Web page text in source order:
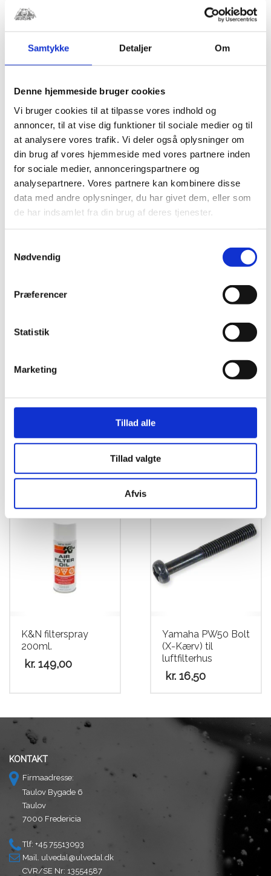
Samtykke Detaljer Om
Denne hjemmeside bruger cookies
Vi bruger cookies til at tilpasse vores indhold og
annoncer, til at vise dig funktioner til sociale medier og til
at analysere vores trafik. Vi deler også oplysninger om
din brug af vores hjemmeside med vores partnere inden
for sociale medier, annonceringspartnere og
analysepartnere. Vores partnere kan kombinere disse
data med andre oplysninger, du har givet dem, eller som
de har indsamlet fra din brug af deres tjenester.
Nødvendig
Præferencer
Statistik
Marketing
Tillad alle
Tillad valgte
Afvis
Yamaha PW50
Pakningssæt
Komplet Athena
kr. 199,00
RELATEREDE VARER
(Forreste del)
luftfilterkasse
K&N filterspray
200ml.
kr. 149,00
Yamaha PW50 Bolt
(X-Kærv) til
luftfilterhus
kr.16,50
KONTAKT
Firmaadresse:
Taulov Bygade 6
Taulov
7000 Fredericia
Tlf: +45 75513093
Mail. ulvedal@ulvedal.dk
CVR/SE Nr: 13554587